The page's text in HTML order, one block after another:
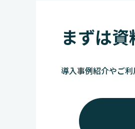
まずは
導入事例紹介やご